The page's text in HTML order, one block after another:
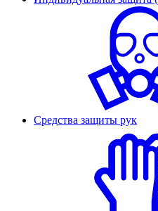
Средства защиты рук